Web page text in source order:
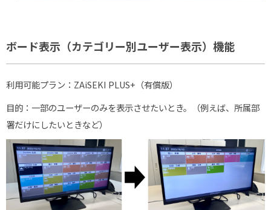
ボード表示（カテゴリー別ユーザー表示）機能
利用可能プラン： ZAiSEKI PLUS+ （有償版）
目的：一部のユーザーのみを表示させたいとき。（例えば、所属部
署だけにしたいときなど）